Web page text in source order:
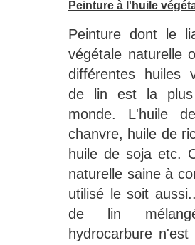
Peinture à l'huile
Peinture dont le
végétale naturelle
différentes huiles
de lin est la
monde. L'huile
chanvre, huile de
huile de soja etc.
naturelle saine à
utilisé le soit
de lin
hydrocarbure